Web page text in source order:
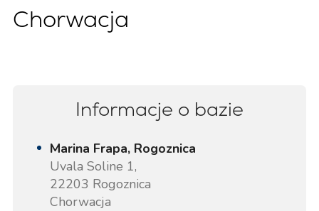
Chorwacja
Informacje o bazie
Marina Frapa, Rogoznica
Uvala Soline 1,
22203 Rogoznica
Chorwacja